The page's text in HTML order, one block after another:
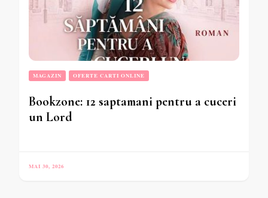
MAGAZIN OFERTE CARTI ONLINE
Bookzone: 12 saptamani pentru a cuceri
un Lord
MAI 30, 2026